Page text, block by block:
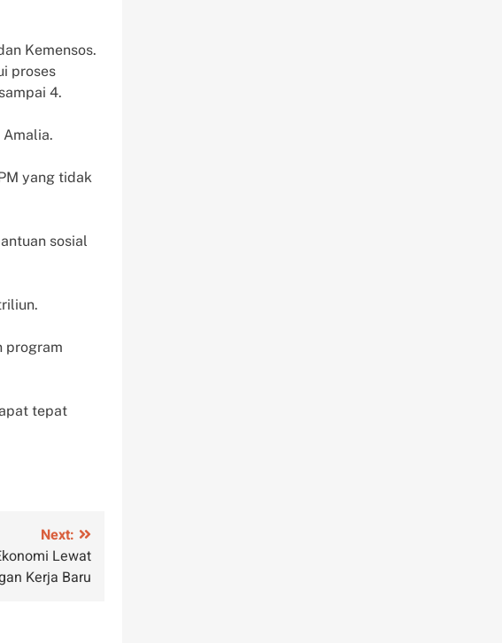
Kemensos.
proses
4.
yang tidak
sosial
program
tepat
Next:
Lewat
Kerja Baru